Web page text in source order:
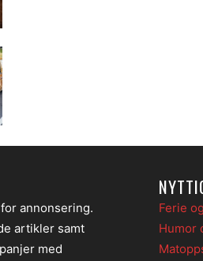
annonsering.
artikler samt
med
Ferie
Humor